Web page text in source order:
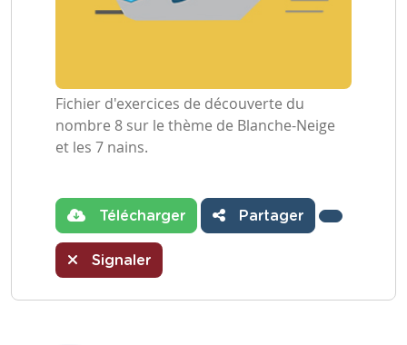
Fichier d'exercices de découverte du
nombre 8 sur le thème de Blanche-Neige
et les 7 nains.
Télécharger Partager
Signaler